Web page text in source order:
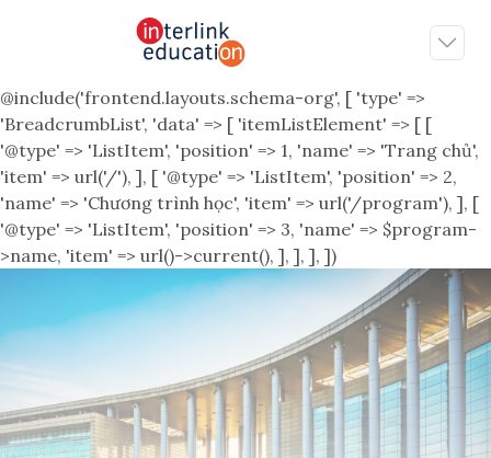
@include('frontend.layouts.schema-org', [ 'type' =>
'BreadcrumbList', 'data' => [ 'itemListElement' => [ [
'@type' => 'ListItem', 'position' => 1, 'name' => 'Trang chủ',
'item' => url('/'), ], [ '@type' => 'ListItem', 'position' => 2,
'name' => 'Chương trình học', 'item' => url('/program'), ], [
'@type' => 'ListItem', 'position' => 3, 'name' => $program-
>name, 'item' => url()->current(), ], ], ], ])